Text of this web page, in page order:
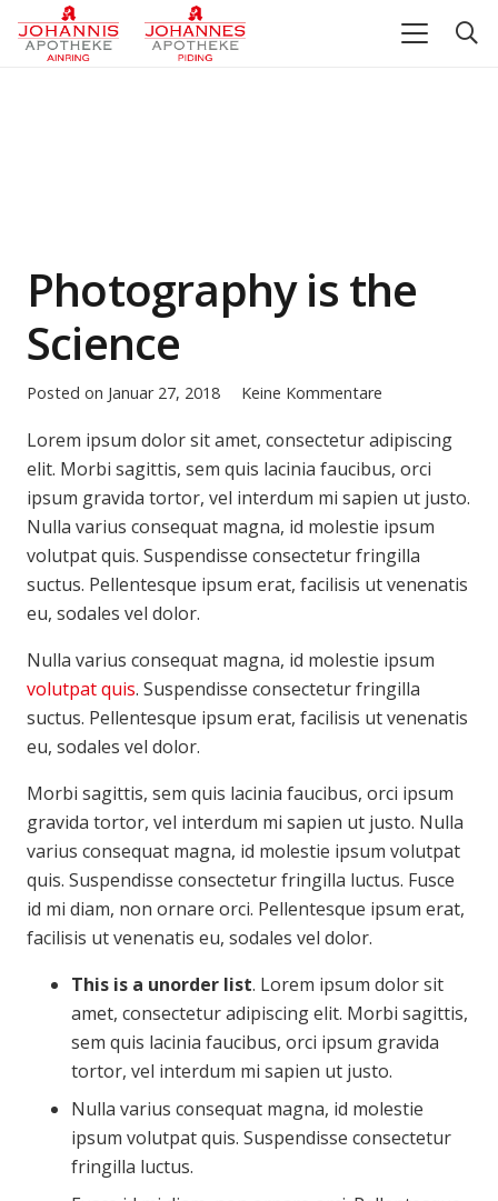
Photography is the
Science
Posted on Januar 27, 2018 Keine Kommentare
Lorem ipsum dolor sit amet, consectetur adipiscing
elit. Morbi sagittis, sem quis lacinia faucibus, orci
ipsum gravida tortor, vel interdum mi sapien ut justo.
Nulla varius consequat magna, id molestie ipsum
volutpat quis. Suspendisse consectetur fringilla
suctus. Pellentesque ipsum erat, facilisis ut venenatis
eu, sodales vel dolor.
Nulla varius consequat magna, id molestie ipsum
volutpat quis. Suspendisse consectetur fringilla
suctus. Pellentesque ipsum erat, facilisis ut venenatis
eu, sodales vel dolor.
Morbi sagittis, sem quis lacinia faucibus, orci ipsum
gravida tortor, vel interdum mi sapien ut justo. Nulla
varius consequat magna, id molestie ipsum volutpat
quis. Suspendisse consectetur fringilla luctus. Fusce
id mi diam, non ornare orci. Pellentesque ipsum erat,
facilisis ut venenatis eu, sodales vel dolor.
This is a unorder list. Lorem ipsum dolor sit
amet, consectetur adipiscing elit. Morbi sagittis,
sem quis lacinia faucibus, orci ipsum gravida
tortor, vel interdum mi sapien ut justo.
Nulla varius consequat magna, id molestie
ipsum volutpat quis. Suspendisse consectetur
fringilla luctus.